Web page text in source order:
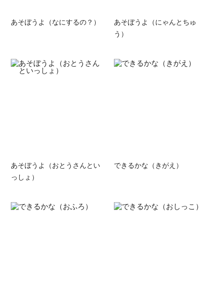
あそぼうよ（なにするの？）
あそぼうよ（にゃんとちゅ
う）
あそぼうよ（おとうさんとい
っしょ）
できるかな（きがえ）